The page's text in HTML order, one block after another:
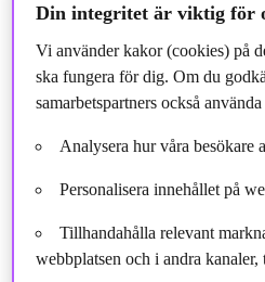
tid av
2025-09-
Din integritet är viktig för
Vi använder kakor (cookies) på
ska fungera för dig. Om du
samarbetspartners också
Analysera hur våra besökare
Personalisera innehållet på
Tillhandahålla relevant
webbplatsen och i andra